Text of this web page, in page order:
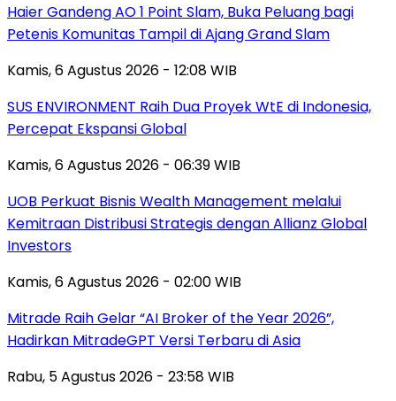
Haier Gandeng AO 1 Point Slam, Buka Peluang bagi
Petenis Komunitas Tampil di Ajang Grand Slam
Kamis, 6 Agustus 2026 - 12:08 WIB
SUS ENVIRONMENT Raih Dua Proyek WtE di Indonesia,
Percepat Ekspansi Global
Kamis, 6 Agustus 2026 - 06:39 WIB
UOB Perkuat Bisnis Wealth Management melalui
Kemitraan Distribusi Strategis dengan Allianz Global
Investors
Kamis, 6 Agustus 2026 - 02:00 WIB
Mitrade Raih Gelar “AI Broker of the Year 2026”,
Hadirkan MitradeGPT Versi Terbaru di Asia
Rabu, 5 Agustus 2026 - 23:58 WIB